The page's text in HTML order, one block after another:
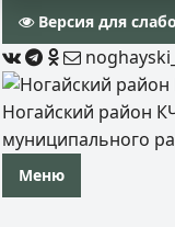
Версия для
Ногайский район
муниципального
Меню